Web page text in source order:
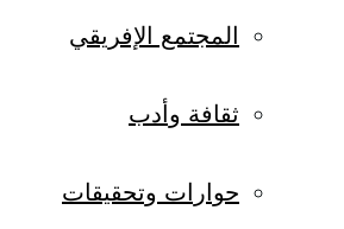
المجتمع الإفريقي
ثقافة وأدب
حوارات وتحقيقات